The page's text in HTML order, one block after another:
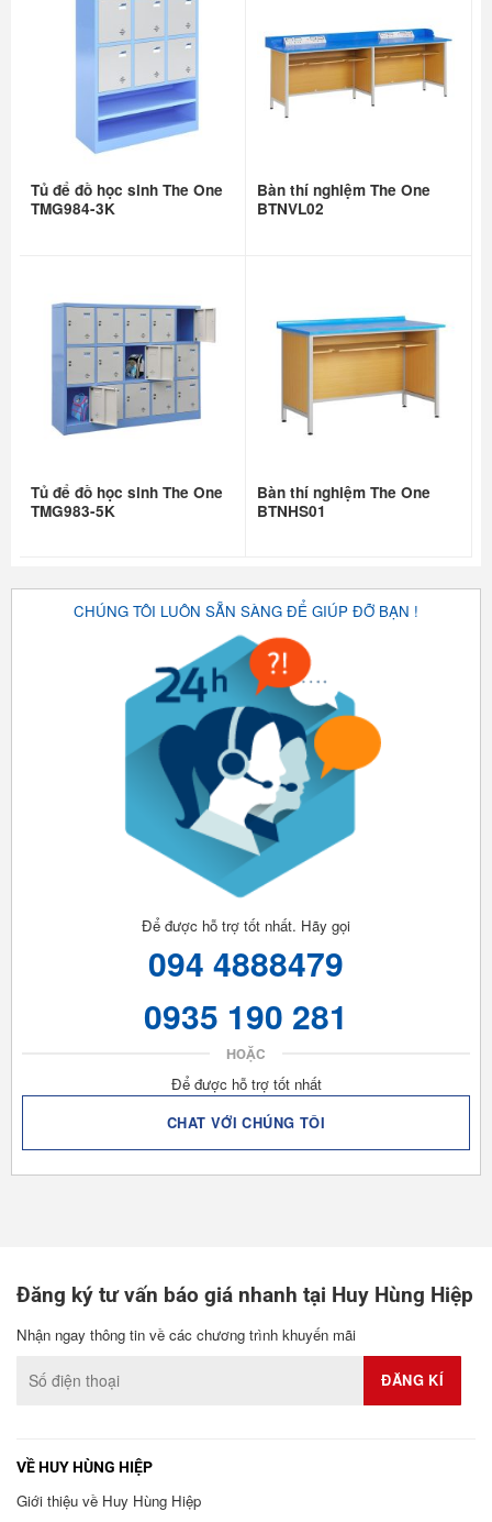
Tủ để đồ học sinh The One
TMG984-3K
Bàn thí nghiệm The One
BTNVL02
Tủ để đồ học sinh The One
TMG983-5K
Bàn thí nghiệm The One
BTNHS01
CHÚNG TÔI LUÔN SẴN SÀNG ĐỂ GIÚP ĐỠ BẠN !
Để được hỗ trợ tốt nhất. Hãy gọi
094 4888479
0935 190 281
HOẶC
Để được hỗ trợ tốt nhất
CHAT VỚI CHÚNG TÔI
Đăng ký tư vấn báo giá nhanh tại Huy Hùng Hiệp
Nhận ngay thông tin về các chương trình khuyến mãi
VỀ HUY HÙNG HIỆP
Giới thiệu về Huy Hùng Hiệp